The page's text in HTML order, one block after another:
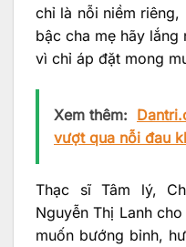
chỉ là nỗi niềm
bậc cha mẹ hãy lắng
vì chỉ áp đặt mong
Xem thêm:
vượt qua nỗi đau
Thạc sĩ Tâm lý,
Nguyễn Thị Lanh
muốn bướng bỉnh,